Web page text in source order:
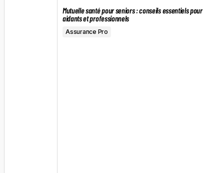
Mutuelle santé pour seniors : conseils essentiels pour
aidants et professionnels
Assurance Pro